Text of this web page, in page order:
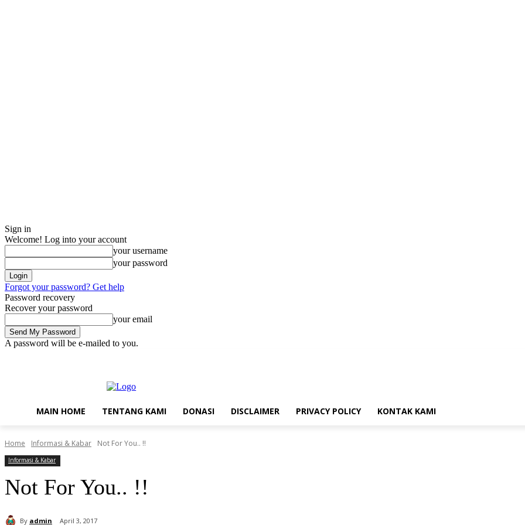
Sign in
Welcome! Log into your account
your username
your password
Forgot your password? Get help
Password recovery
Recover your password
your email
A password will be e-mailed to you.
MAIN HOME TENTANG KAMI DONASI DISCLAIMER PRIVACY POLICY KONTAK KAMI
Home Informasi & Kabar Not For You.. !!
Informasi & Kabar
Not For You.. !!
By admin April 3, 2017